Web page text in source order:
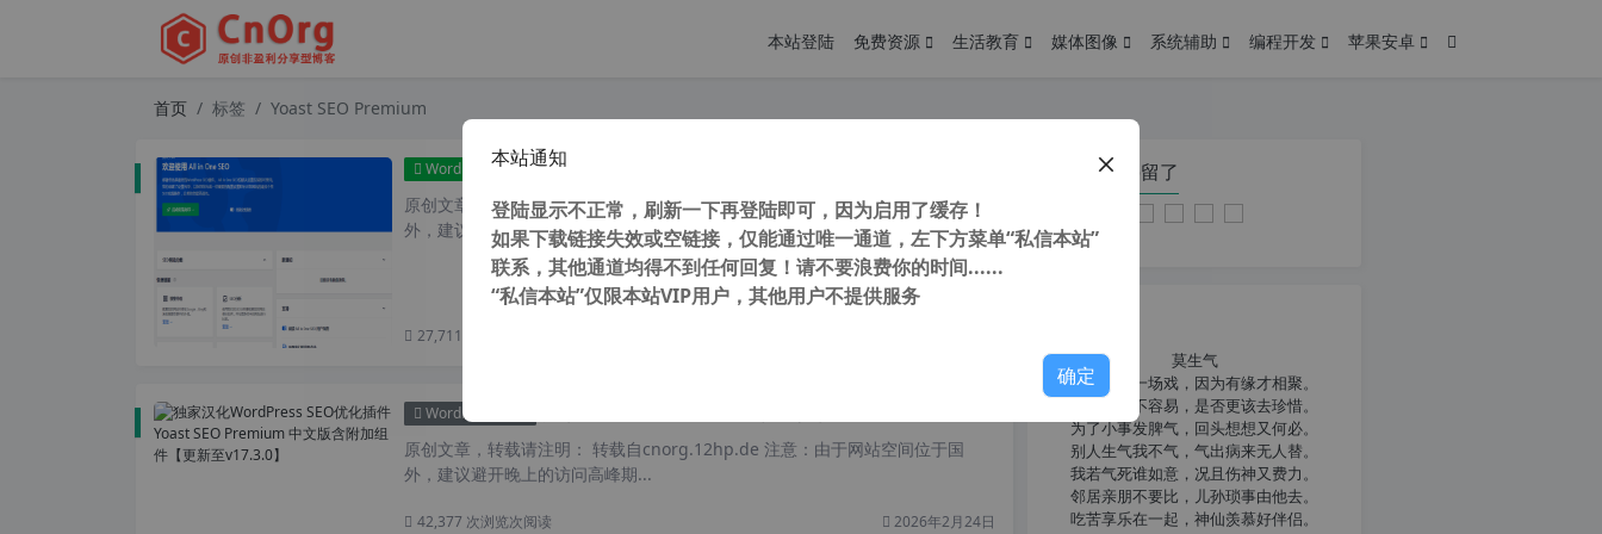
本站登陆 免费资源 生活教育 媒体图像 系统辅助 编程开发 苹果安卓
首页 标签 Yoast SEO Premium
WordPress插件 独家汉化强大的多合一SEO集合插件 All in One SEO Pack Pro 【更新至v4.1.4.4】
原创文章，转载请注明： 转载自cnorg.12hp.de 注意：由于网站空间位于国
外，建议避开晚上的访问高峰期...
27,711 次浏览
WordPress插件
原创文章，转载请注明： 转载自cnorg.12hp.de 注意：由于网站空间位于国
外，建议避开晚上的访问高峰期...
42,377 次浏览次阅读 2026年2月24日
您在本页停留了
莫生气
人生就像一场戏，因为有缘才相聚。
相扶到老不容易，是否更该去珍惜。
为了小事发脾气，回头想想又何必。
别人生气我不气，气出病来无人替。
我若气死谁如意，况且伤神又费力。
邻居亲朋不要比，儿孙琐事由他去。
吃苦享乐在一起，神仙羡慕好伴侣。
本站通知
登陆显示不正常，刷新一下再登陆即可，因为启用了缓存！
如果下载链接失效或空链接，仅能通过唯一通道，左下方菜单“私信本站”
联系，其他通道均得不到任何回复！请不要浪费你的时间......
“私信本站”仅限本站VIP用户，其他用户不提供服务
确定